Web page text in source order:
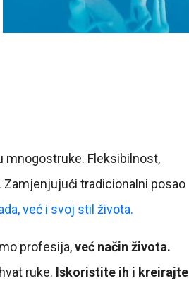
mnogostruke. Fleksibilnost,
tradicionalni posao
već i svoj stil života.
profesija,već način života.
ruke. Iskoristite ih i kreirajte